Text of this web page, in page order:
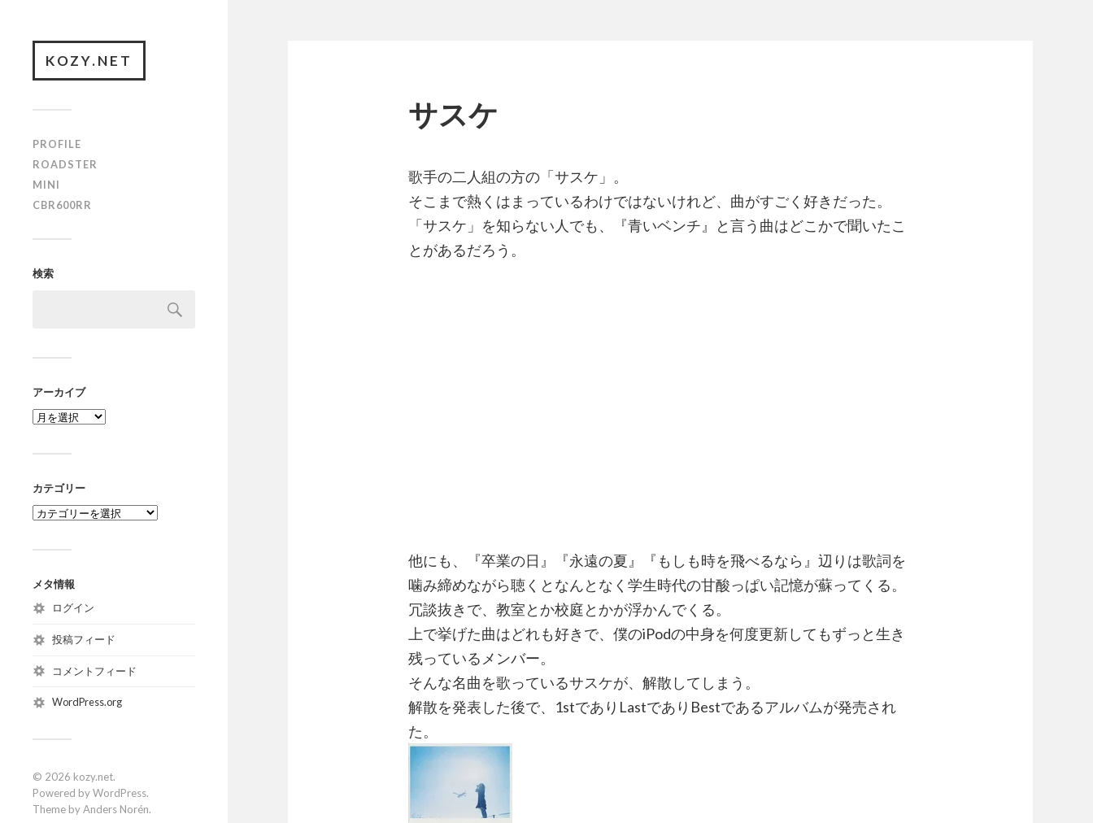
KOZY.NET
PROFILE
ROADSTER
MINI
CBR600RR
検索
アーカイブ
カテゴリー
メタ情報
ログイン
投稿フィード
コメントフィード
WordPress.org
© 2026 kozy.net.
Powered byWordPress.
Theme byAnders Norén.
サスケ
歌手の二人組の方の「サスケ」。
そこまで熱くはまっているわけではないけれど、曲がすごく好きだった。
「サスケ」を知らない人でも、『青いベンチ』と言う曲はどこかで聞いたこ
とがあるだろう。
他にも、『卒業の日』『永遠の夏』『もしも時を飛べるなら』辺りは歌詞を
噛み締めながら聴くとなんとなく学生時代の甘酸っぱい記憶が蘇ってくる。
冗談抜きで、教室とか校庭とかが浮かんでくる。
上で挙げた曲はどれも好きで、僕のiPodの中身を何度更新してもずっと生き
残っているメンバー。
そんな名曲を歌っているサスケが、解散してしまう。
解散を発表した後で、1stでありLastでありBestであるアルバムが発売され
た。